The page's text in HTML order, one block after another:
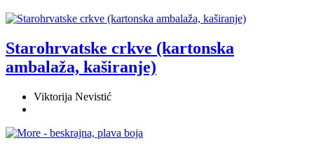
Starohrvatske crkve (kartonska
ambalaža, kaširanje)
Viktorija Nevistić